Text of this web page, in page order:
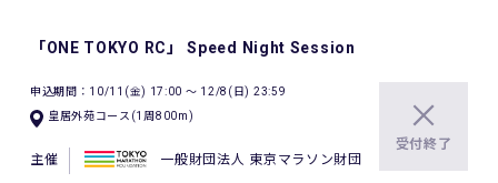
「ONE TOKYO RC」 Speed Night Session
申込期間：10/11(金) 17:00 〜 12/8(日) 23:59
皇居外苑コース(1周800m)
主催 一般財団法人 東京マラソン財団
受付終了